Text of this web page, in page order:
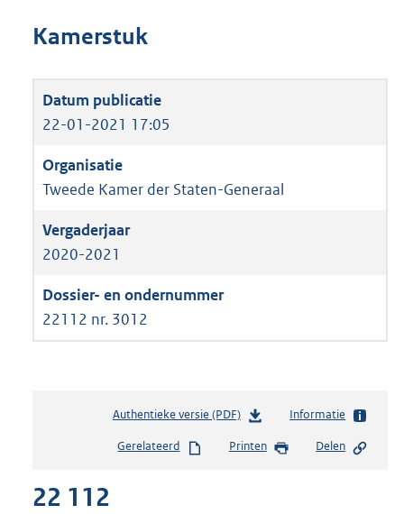
Kamerstuk
22-01-2021 17:05
Tweede Kamer der Staten-Generaal
2020-2021
22112 nr. 3012
Authentieke versie (PDF)b
s
Informatie
Gerelateerd Printen Delen
22 112